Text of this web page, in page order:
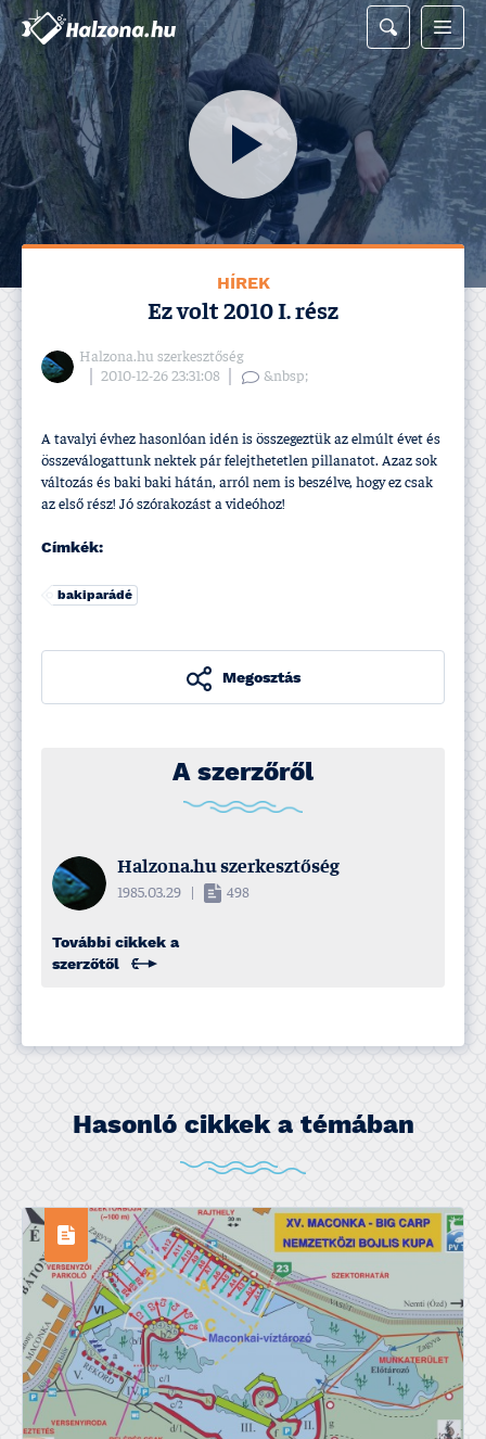
HÍREK
Ez volt 2010 I. rész
Halzona.hu szerkesztőség
2010-12-26 23:31:08
&nbsp;
A tavalyi évhez hasonlóan idén is összegeztük az elmúlt évet és
összeválogattunk nektek pár felejthetetlen pillanatot. Azaz sok
változás és baki baki hátán, arról nem is beszélve, hogy ez csak
az első rész! Jó szórakozást a videóhoz!
Címkék:
bakiparádé
Megosztás
A szerzőről
Halzona.hu szerkesztőség
1985.03.29 498
További cikkek a
szerzőtől
Hasonló cikkek a témában